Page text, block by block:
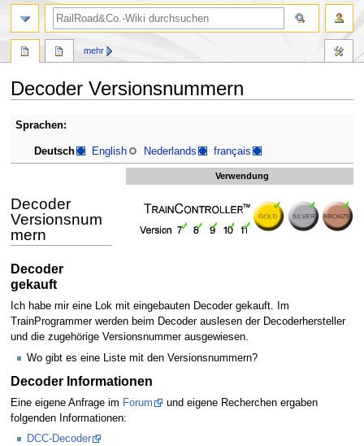
Decoder Versionsnummern
Zur
springen
Zur
springen
Sprachen:
Deutsch English Nederlands français
Verwendung
Decoder
Versionsnum
mern
Decoder
gekauft
Ich habe mir eine Lok mit eingebauten Decoder gekauft. Im
TrainProgrammer werden beim Decoder auslesen der Decoderhersteller
und die zugehörige Versionsnummer ausgewiesen.
Wo gibt es eine Liste mit den Versionsnummern?
Decoder Informationen
Eine eigene Anfrage im Forum
und eigene Recherchen ergaben
folgenden Informationen:
DCC-Decoder
mehr
Suche